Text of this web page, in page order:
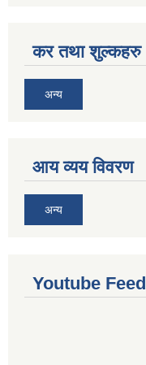
कर तथा शुल्कहरु
अन्य
आय व्यय विवरण
अन्य
Youtube Feed